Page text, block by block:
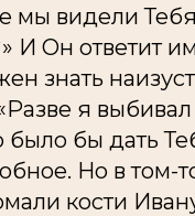
мы видели
Он ответит
знать
я
было бы дать
Но в том-
кости